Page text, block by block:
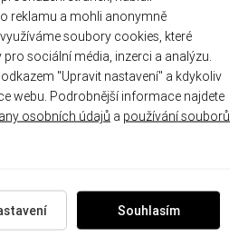
pohybem
nošení
( se zapínáním 2.9 cm ) x 1.4 cm
g.
ZOBRAZENÉ
reklamu a mohli anonymně
soubory cookies, které
sociální média, inzerci a analýzu.
"Upravit nastavení" a kdykoliv
webu. Podrobnější informace najdete
osobních údajů a používání souborů
Souhlasím